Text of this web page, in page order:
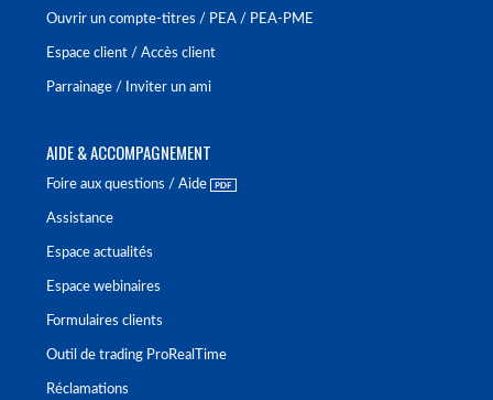
Ouvrir un compte-titres / PEA / PEA-PME
Espace client / Accès client
Parrainage / Inviter un ami
AIDE & ACCOMPAGNEMENT
Foire aux questions / Aide
Assistance
Espace actualités
Espace webinaires
Formulaires clients
Outil de trading ProRealTime
Réclamations